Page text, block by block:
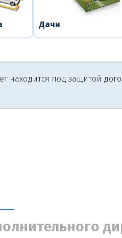
Дачи
находится под защитой